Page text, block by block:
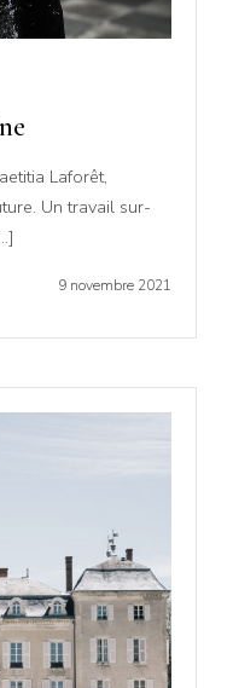
Laforêt,
Un travail sur-
9 novembre 2021